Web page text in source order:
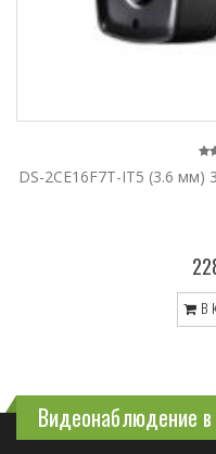
DS-2CE16F7T-IT5 (3.6
В
Видеонаблюдение в